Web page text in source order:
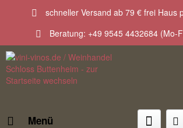
schneller Versand ab 79 € frei Haus
Beratung: +49 9545 4432684 (Mo-
Menü